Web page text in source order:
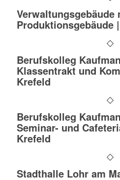
Verwaltungsgebäude
Produktionsgebäude
Berufskolleg
Klassentrakt und
Krefeld
Berufskolleg
Seminar- und
Krefeld
Stadthalle Lohr am